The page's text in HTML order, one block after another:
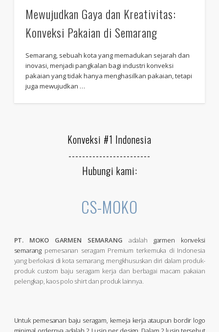
Mewujudkan Gaya dan Kreativitas:
Konveksi Pakaian di Semarang
Semarang, sebuah kota yang memadukan sejarah dan
inovasi, menjadi pangkalan bagi industri konveksi
pakaian yang tidak hanya menghasilkan pakaian, tetapi
juga mewujudkan …
Konveksi #1 Indonesia
------------------------
Hubungi kami:
CS-MOKO
PT. MOKO GARMEN SEMARANG adalah garmen konveksi
semarangpemesanan seragam Premium terkemuka di Indonesia
yang berlokasi di kota semarang, mengkhususkan diri dalam produk-
produk custom baju seragam kerja dan berbagai macam pakaian
pelengkap, kaos polo shirt dan produk lainnya.
Untuk pemesanan baju seragam, kemeja kerja ataupun bordir logo